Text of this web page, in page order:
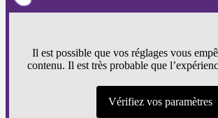
Il est possible que vos réglages vous
contenu. Il est très probable que
Vérifiez vos paramètres